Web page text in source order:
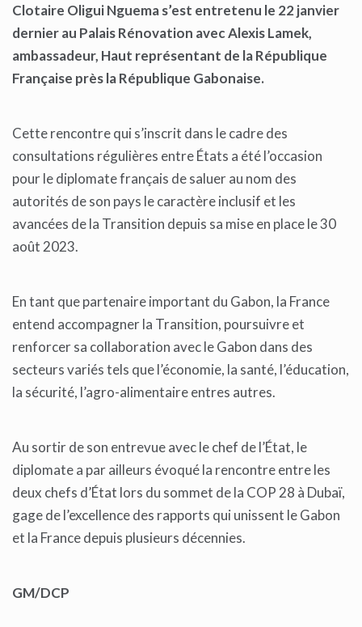
Clotaire Oligui Nguema s’est entretenu le 22 janvier
dernier au Palais Rénovation avec Alexis Lamek,
ambassadeur, Haut représentant de la République
Française près la République Gabonaise.
Cette rencontre qui s’inscrit dans le cadre des
consultations régulières entre États a été l’occasion
pour le diplomate français de saluer au nom des
autorités de son pays le caractère inclusif et les
avancées de la Transition depuis sa mise en place le 30
août 2023.
En tant que partenaire important du Gabon, la France
entend accompagner la Transition, poursuivre et
renforcer sa collaboration avec le Gabon dans des
secteurs variés tels que l’économie, la santé, l’éducation,
la sécurité, l’agro-alimentaire entres autres.
Au sortir de son entrevue avec le chef de l’État, le
diplomate a par ailleurs évoqué la rencontre entre les
deux chefs d’État lors du sommet de la COP 28 à Dubaï,
gage de l’excellence des rapports qui unissent le Gabon
et la France depuis plusieurs décennies.
GM/DCP